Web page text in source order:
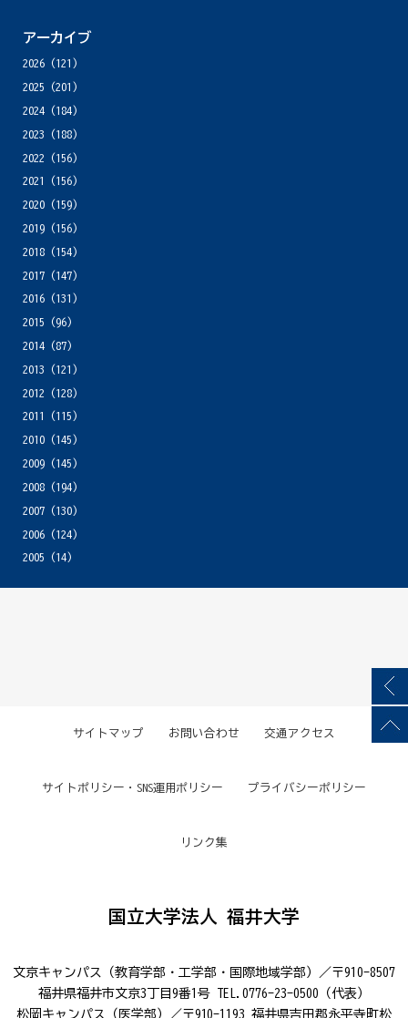
アーカイブ
2026(121)
2025 (201)
2024(184)
2023 (188)
2022 (156)
2021
(156)
2020(159)
2019(156)
2018(154)
2017(147)
2016(131)
2015 (96)
2014(87)
2013 (121)
2012 (128)
2011
(115)
2010(145)
2009(145)
2008(194)
2007(130)
2006(124)
2005 (14)
サイトマップ お問い合わせ 交通アクセス
サイトポリシー・SNS運用ポリシー プライバシーポリシー
リンク集
国立大学法人 福井大学
文京キャンパス（教育学部・工学部・国際地域学部）／〒910-8507
福井県福井市文京3丁目9番1号 TEL.0776-23-0500（代表）
松岡キャンパス（医学部）／〒910-1193 福井県吉田郡永平寺町松